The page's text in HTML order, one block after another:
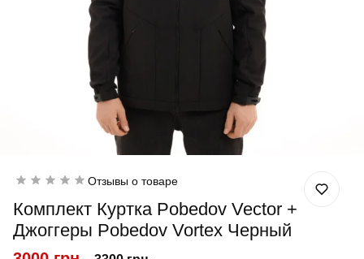
Отзывы о товаре
Комплект Куртка Pobedov Vector +
Джоггеры Pobedov Vortex Черный